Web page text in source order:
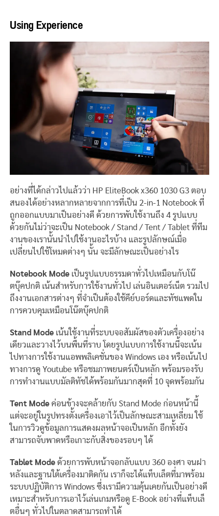
Using Experience
อย่างที่ได้กล่าวไปแล้วว่า HP EliteBook x360 1030 G3 ตอบ
สนองได้อย่างหลากหลายจากการที่เป็น 2-in-1 Notebook ที่
ถูกออกแบบมาเป็นอย่างดี ด้วยการพับใช้งานถึง 4 รูปแบบ
ด้วยกันไม่ว่าจะเป็น Notebook / Stand / Tent / Tablet ที่ทีม
งานของเรานั้นนำไปใช้งานอะไรบ้าง และรูปลักษณ์เมื่อ
เปลี่ยนไปใช้โหมดต่างๆ นั้น จะมีลักษณะเป็นอย่างไร
Notebook Mode เป็นรูปแบบธรรมดาทั่วไปเหมือนกับโน๊
ตบุ๊คปกติ เน้นสำหรับการใช้งานทั่วไป เล่นอินเตอร์เน็ต รวมไป
ถึงงานเอกสารต่างๆ ที่จำเป็นต้องใช้คีย์บอร์ดและทัชแพดใน
การควบคุมเหมือนโน๊ตบุ๊คปกติ
Stand Mode เน้นใช้งานที่ระบบจอสัมผัสของตัวเครื่องอย่าง
เดียวและวางไว้บนพื้นที่ราบ โดยรูปแบบการใช้งานนี้จะเน้น
ไปทางการใช้งานแอพพลิเคชั่นของ Windows เอง หรือเน้นไป
ทางการดู Youtube หรือชมภาพยนตร์เป็นหลัก พร้อมรองรับ
การทำงานแบบมัลติทัชได้พร้อมกันมากสุดที่ 10 จุดพร้อมกัน
Tent Mode ค่อนข้างจะคล้ายกับ Stand Mode ก่อนหน้านี้
แต่จะอยู่ในรูปทรงตั้งเครื่องเอาไว้เป็นลักษณะสามเหลี่ยม ใช้
ในการวิวดูข้อมูลการแสดงผลหน้าจอเป็นหลัก อีกทั้งยัง
สามารถจับพาดหรือเกาะกับสิ่งของรอบๆ ได้
Tablet Mode ด้วยการพับหน้าจอกลับแบบ 360 องศา จนฝา
หลังและฐานใต้เครื่องมาติดกัน เราก็จะได้แท็บเล็ตที่มาพร้อม
ระบบปฏิบัติการ Windows ซึ่งเรามีความคุ้นเคยกันเป็นอย่างดี
เหมาะสำหรับการเอาไว้เล่นเกมหรือดู E-Book อย่างที่แท็บเล็
ตอื่นๆ ทั่วไปในตลาดสามารถทำได้